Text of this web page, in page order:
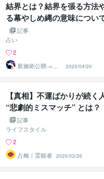
結界とは？結界を張る方法
る幕やしめ縄の意味につい
記事
占い
2
新施術公開→≪
相手意識強制変
化≫◆星桜龍
2025/04/20
【真相】不運ばかりが続く
“悲劇的ミスマッチ” とは？
記事
ライフスタイル
2
占梅｜霊能者 2025/02/26